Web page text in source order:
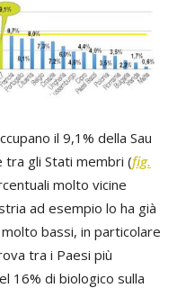
il 9,1% della Sau
gli Stati membri (fig.
molto vicine
ad esempio lo ha già
bassi, in particolare
tra i Paesi più
16% di biologico sulla